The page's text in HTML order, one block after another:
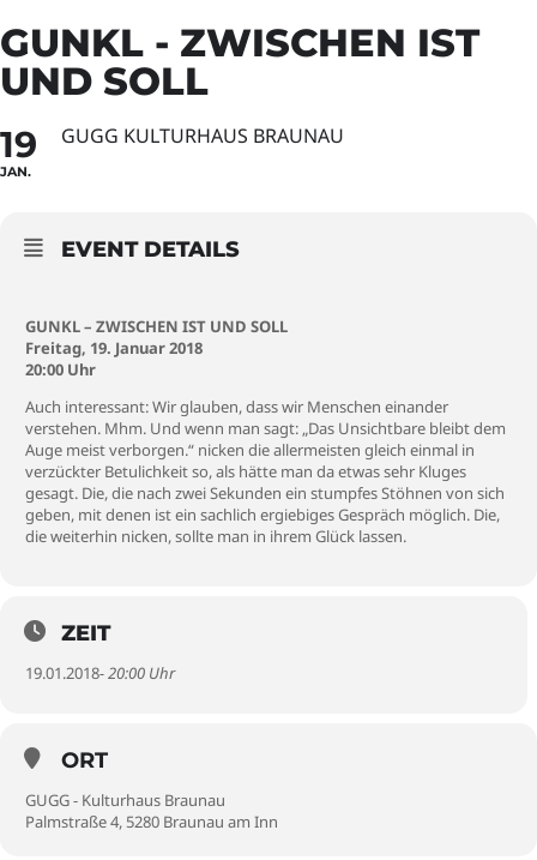
GUNKL - ZWISCHEN IST
UND SOLL
19
JAN.
GUGG KULTURHAUS BRAUNAU
EVENT DETAILS
GUNKL – ZWISCHEN IST UND SOLL
Freitag, 19. Januar 2018
20:00 Uhr
Auch interessant: Wir glauben, dass wir Menschen einander
verstehen. Mhm. Und wenn man sagt: „Das Unsichtbare bleibt dem
Auge meist verborgen.“ nicken die allermeisten gleich einmal in
verzückter Betulichkeit so, als hätte man da etwas sehr Kluges
gesagt. Die, die nach zwei Sekunden ein stumpfes Stöhnen von sich
geben, mit denen ist ein sachlich ergiebiges Gespräch möglich. Die,
die weiterhin nicken, sollte man in ihrem Glück lassen.
ZEIT
19.01.2018- 20:00 Uhr
ORT
GUGG - Kulturhaus Braunau
Palmstraße 4, 5280 Braunau am Inn